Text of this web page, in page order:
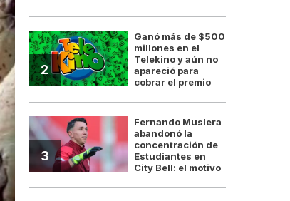
2
Ganó más de $500
millones en el
Telekino y aún no
apareció para
cobrar el premio
3
Fernando Muslera
abandonó la
concentración de
Estudiantes en
City Bell: el motivo